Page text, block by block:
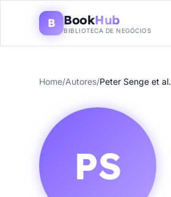
B BookHub
BIBLIOTECA DE NEGÓCIOS
Home/Autores/Peter Senge et al.
PS